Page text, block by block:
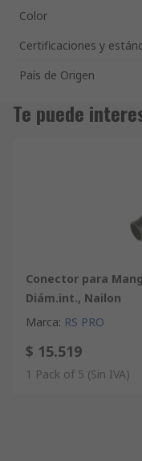
Color
Certificaciones y
País de Origen
Te puede
Conector para
Diám.int., Nailon
Marca: RS PRO
$ 15.519
1 Pack of 5 (Sin IVA)